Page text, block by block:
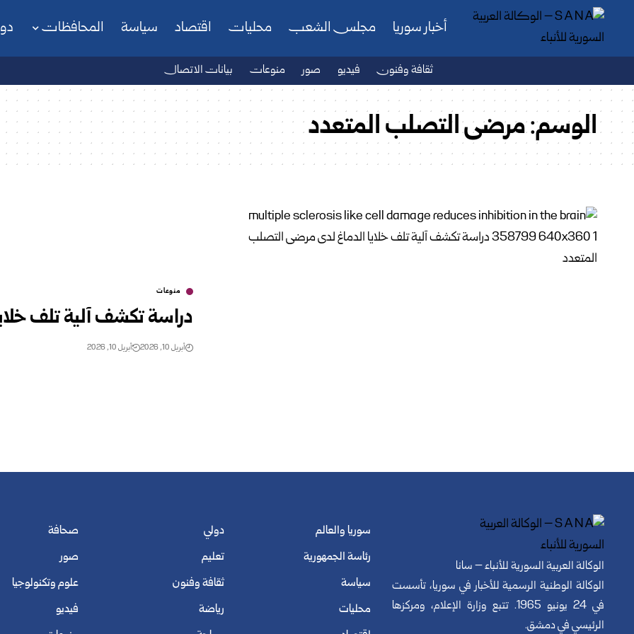
أخبار سوريا مجلس الشعب محليات اقتصاد سياسة المحافظات
ثقافة وفنون فيديو صور منوعات بيانات الاتصال
الوسم:مرضى التصلب المتعدد
منوعات
دراسة تكشف آلية تلف
أبريل 10, 2026 أبريل 10, 2026
الوكالة العربية السورية للأنباء – سانا
الوكالة الوطنية الرسمية للأخبار في سوريا، تأسست
في 24 يونيو 1965. تتبع وزارة الإعلام، ومركزها
الرئيسي في دمشق.
سوريا والعالم
رئاسة الجمهورية
سياسة
محليات
دولي
تعليم
ثقافة وفنون
رياضة
صحافة
صور
علوم وتكنولوجيا
فيديو